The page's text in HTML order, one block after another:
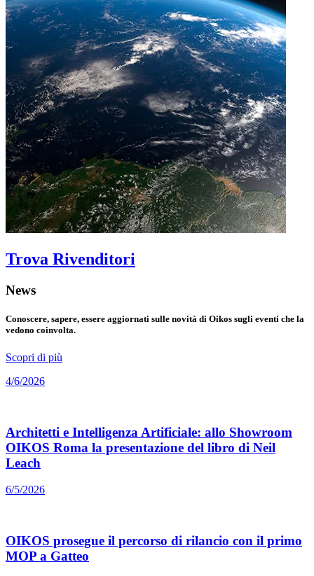
Trova Rivenditori
News
Conoscere, sapere, essere aggiornati sulle novità di Oikos sugli eventi che la
vedono coinvolta.
Scopri di più
4/6/2026
Architetti e Intelligenza Artificiale: allo Showroom
OIKOS Roma la presentazione del libro di Neil
Leach
6/5/2026
OIKOS prosegue il percorso di rilancio con il primo
MOP a Gatteo